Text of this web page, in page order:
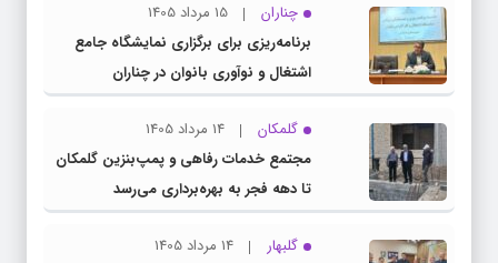
چناران
15 مرداد 1405
برنامه‌ریزی برای برگزاری نمایشگاه جامع
اشتغال و نوآوری بانوان در چناران
گلمکان
14 مرداد 1405
مجتمع خدمات رفاهی و پمپ‌بنزین گلمکان
تا دهه فجر به بهره‌برداری می‌رسد
گلبهار
14 مرداد 1405